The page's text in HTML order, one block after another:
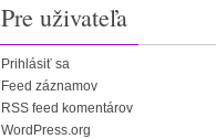
Pre uživateľa
Prihlásiť sa
Feed záznamov
RSS feed komentárov
WordPress.org